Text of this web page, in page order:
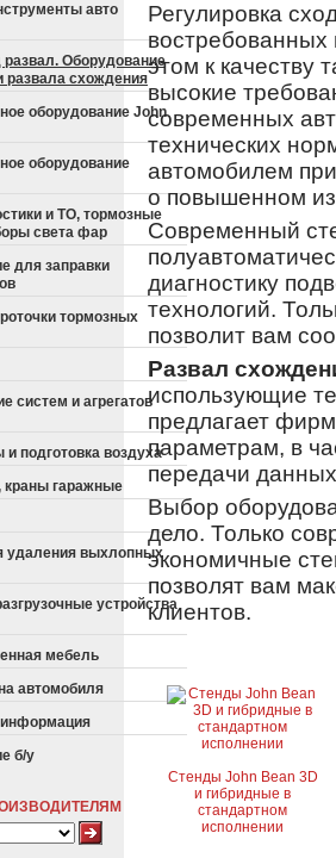
авто
Оборудование
развала схождения
оборудование John
оборудование
и ТО, тормозные
света фар
для заправки
тормозных
систем и агрегатов
и подготовка воздуха
краны гаражные
удаления выхлопных
устройства
мебель
автомобиля
информация
б/у
Регулировка
востребованных
этом к качеству
высокие
современных
технических
автомобилем
о повышенном
Современный
диагностику
технологий.
позволит вам
Развал
использующие
предлагает
параметрам, в
передачи
Выбор
дело. Только
экономичные
позволят вам
клиентов.
Стенды John Bean 3D
и гибридные в
стандартном
исполнении